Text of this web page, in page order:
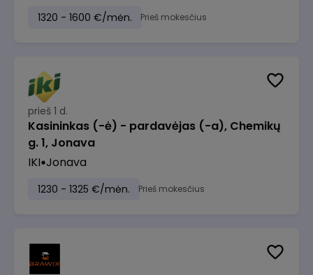
1320 - 1600 €/mėn. Prieš mokesčius
prieš 1 d.
Kasininkas (-ė) - pardavėjas (-a), Chemikų
g. 1, Jonava
IKI Jonava
1230 - 1325 €/mėn. Prieš mokesčius